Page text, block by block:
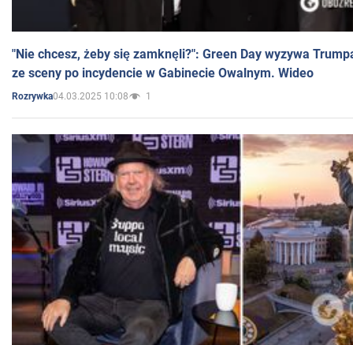
"Nie chcesz, żeby się zamknęli?": Green Day wyzywa
ze sceny po incydencie w Gabinecie Owalnym. Wideo
Rozrywka04.03.2025 10:08 1